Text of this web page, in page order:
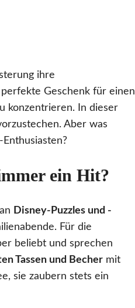
ihre
Geschenk für einen
konzentrieren. In dieser
Aber was
ein Hit?
Disney-Puzzles und -
Für die
beliebt und sprechen
Tassen und Becher mit
sie zaubern stets ein